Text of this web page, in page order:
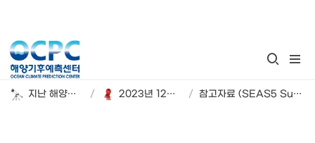
지난 해양기후 계절 전망 / 2023년 12월~2024년 2월 해양기후 시범 전망 / 참고자료 (SEAS5 Surface Wind, 10m)